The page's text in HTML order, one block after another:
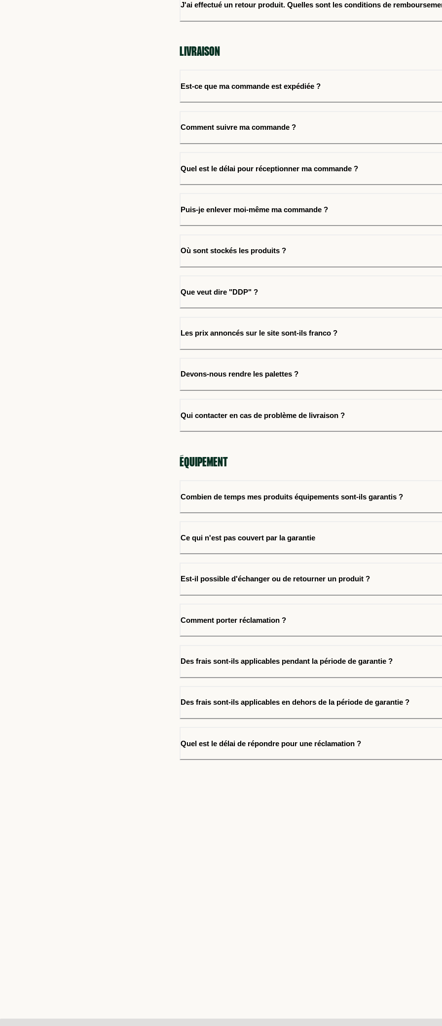
J'ai effectué un retour produit. Quelles sont les conditions de
LIVRAISON
Est-ce que ma commande est expédiée ?
Comment suivre ma commande ?
Quel est le délai pour réceptionner ma commande ?
Puis-je enlever moi-même ma commande ?
Où sont stockés les produits ?
Que veut dire "DDP" ?
Les prix annoncés sur le site sont-ils franco ?
Devons-nous rendre les palettes ?
Qui contacter en cas de problème de livraison ?
ÉQUIPEMENT
Combien de temps mes produits équipements sont-ils garantis ?
Ce qui n'est pas couvert par la garantie
Est-il possible d'échanger ou de retourner un produit ?
Comment porter réclamation ?
Des frais sont-ils applicables pendant la période de garantie ?
Des frais sont-ils applicables en dehors de la période de garantie ?
Quel est le délai de répondre pour une réclamation ?